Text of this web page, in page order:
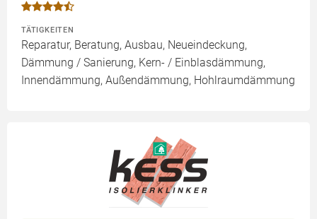
TÄTIGKEITEN
Reparatur, Beratung, Ausbau, Neueindeckung,
Dämmung / Sanierung, Kern- / Einblasdämmung,
Innendämmung, Außendämmung, Hohlraumdämmung